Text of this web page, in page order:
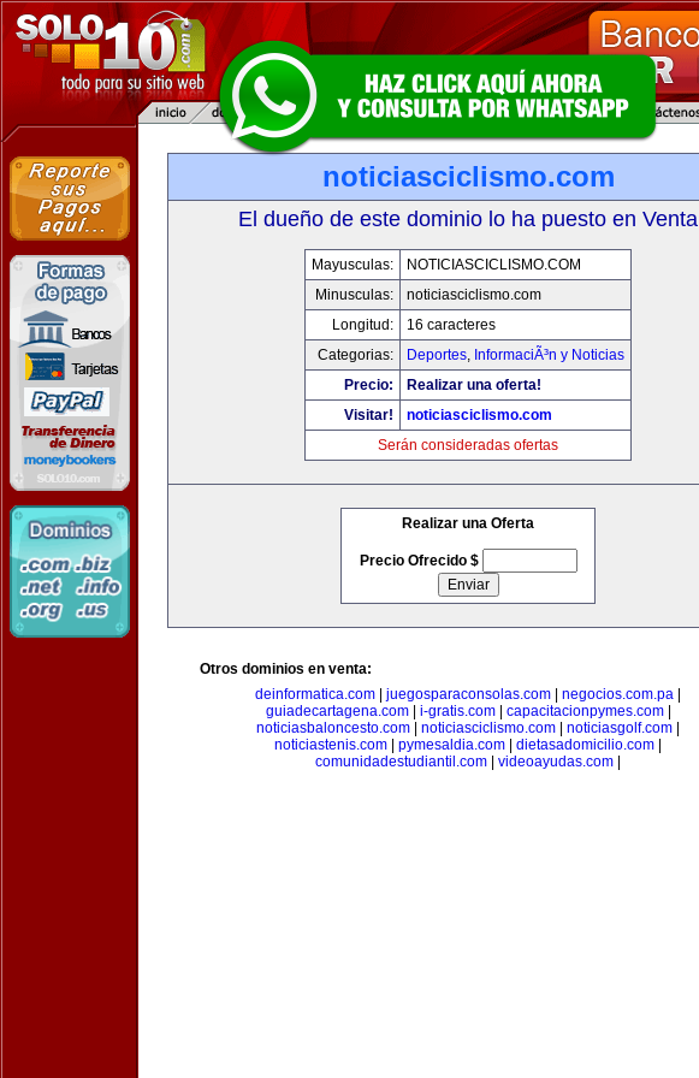
noticiasciclismo.com
El dueño de este dominio lo ha puesto en Venta
Mayusculas:
NOTICIASCICLISMO.COM
Minusculas:
noticiasciclismo.com
Longitud:
16 caracteres
Categorias:
Deportes, InformaciÃ³n y Noticias
Precio:
Realizar una oferta!
Visitar!
noticiasciclismo.com
Serán consideradas ofertas
Realizar una Oferta
Precio Ofrecido $
Otros dominios en venta:
deinformatica.com
juegosparaconsolas.com negocios.com.pa
guiadecartagena.com| i-gratis.com| capacitacionpymes.com|
noticiasbaloncesto.com
noticiasciclismo.com noticiasgolf.com
noticiastenis.com
pymesaldia.com dietasadomicilio.com
comunidadestudiantil.com
videoayudas.com